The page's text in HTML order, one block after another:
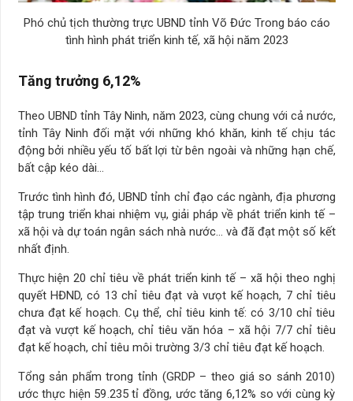
Phó chủ tịch thường trực UBND tỉnh Võ Đức Trong báo cáo
tình hình phát triển kinh tế, xã hội năm 2023
Tăng trưởng 6,12%
Theo UBND tỉnh Tây Ninh, năm 2023, cùng chung với cả nước,
tỉnh Tây Ninh đối mặt với những khó khăn, kinh tế chịu tác
động bởi nhiều yếu tố bất lợi từ bên ngoài và những hạn chế,
bất cập kéo dài…
Trước tình hình đó, UBND tỉnh chỉ đạo các ngành, địa phương
tập trung triển khai nhiệm vụ, giải pháp về phát triển kinh tế –
xã hội và dự toán ngân sách nhà nước… và đã đạt một số kết
nhất định.
Thực hiện 20 chỉ tiêu về phát triển kinh tế – xã hội theo nghị
quyết HĐND, có 13 chỉ tiêu đạt và vưọt kế hoạch, 7 chỉ tiêu
chưa đạt kế hoạch. Cụ thể, chỉ tiêu kinh tế: có 3/10 chỉ tiêu
đạt và vượt kế hoạch, chỉ tiêu văn hóa – xã hội 7/7 chỉ tiêu
đạt kế hoạch, chỉ tiêu môi trường 3/3 chỉ tiêu đạt kế hoạch.
Tổng sản phẩm trong tỉnh (GRDP – theo giá so sánh 2010)
ước thực hiện 59.235 tỉ đồng, ước tăng 6,12% so với cùng kỳ